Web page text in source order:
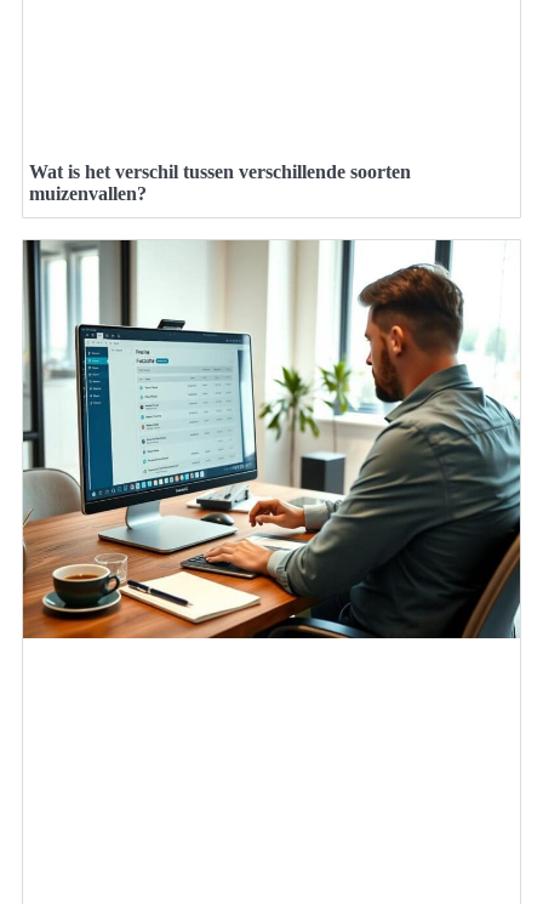
Wat is het verschil tussen verschillende soorten
muizenvallen?